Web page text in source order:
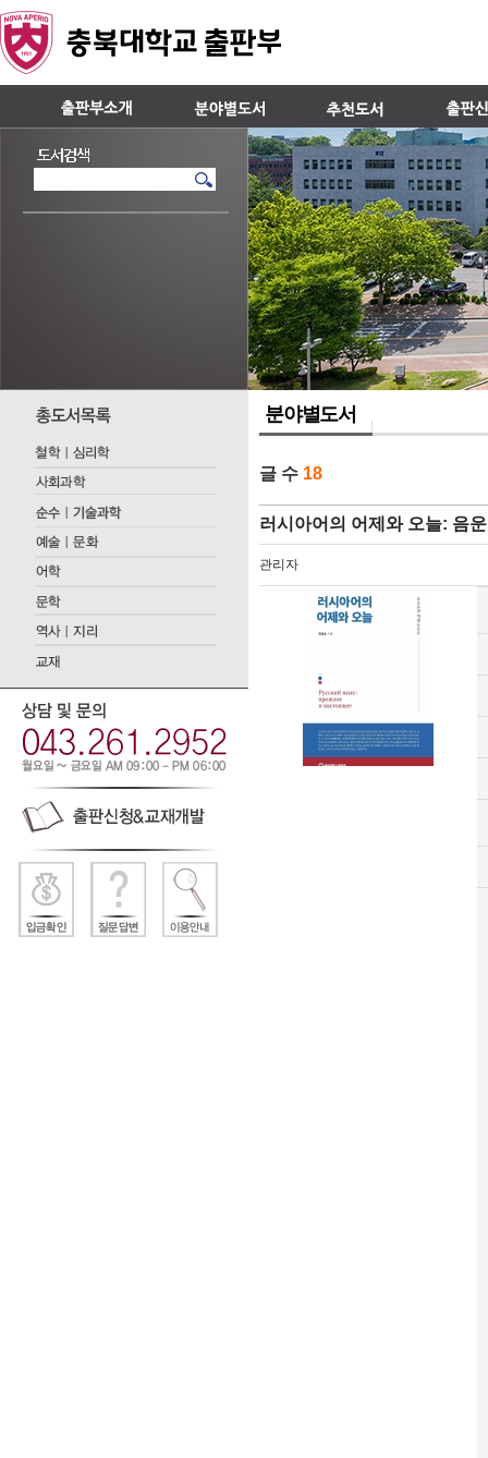
분야별도서
글 수 18
러시아어의 어제와 오늘: 음
관리자